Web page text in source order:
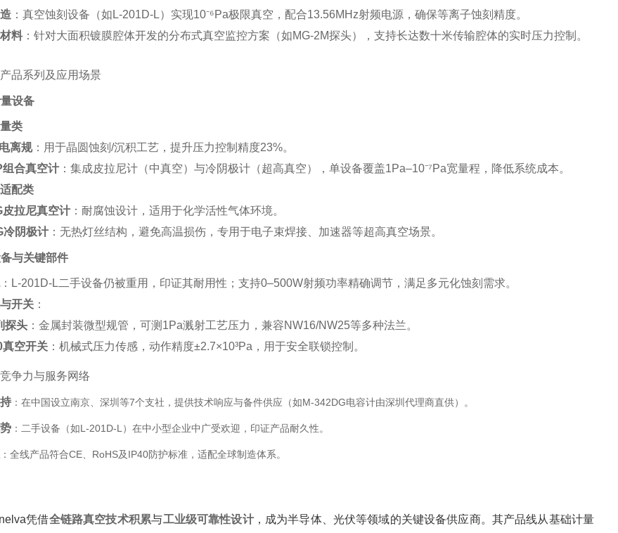
‌：真空蚀刻设备（如L-201D-L）实现10⁻⁶Pa极限真空，配合13.56MHz射频电源，确保等离子蚀刻精度‌。
料 ‌：针对大面积镀膜腔体开发的分布式真空监控方案（如MG-2M探头），支持长达数十米传输腔体的实时压力控制‌。
品系列及应用场景
设备
类
离规‌：用于晶圆蚀刻/沉积工艺，提升压力控制精度23%。
组合真空计 ‌：集成皮拉尼计（中真空）与冷阴极计（超高真空），单设备覆盖1Pa–10⁻⁷Pa宽量程，降低系统成本‌。
配类
皮拉尼真空计 ‌：耐腐蚀设计，适用于化学活性气体环境‌。
冷阴极计 ‌：无热灯丝结构，避免高温损伤，专用于电子束焊接、加速器等超高真空场景‌。
与关键部件
‌：L-201D-L二手设备仍被重用，印证其耐用性；支持0–500W射频功率精确调节，满足多元化蚀刻需求‌。
开关 ‌：
探头 ‌：金属封装微型规管，可测1Pa溅射工艺压力，兼容NW16/NW25等多种法兰‌。
空开关 ‌：机械式压力传感，动作精度±2.7×10³Pa，用于安全联锁控制‌。
争力与服务网络
‌：在中国设立南京、深圳等7个支社，提供技术响应与备件供应（如M-342DG电容计由深圳代理商直供）‌。
‌：二手设备（如L-201D-L）在中小型企业中广受欢迎，印证产品耐久性‌。
‌：全线产品符合CE、RoHS及IP40防护标准，适配全球制造体系‌。
凭借‌全链路真空技术积累‌与‌工业级可靠性设计‌，成为半导体、光伏等领域的关键设备供应商。其产品线从基础计量